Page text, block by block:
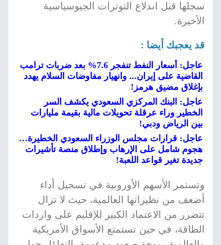
سجلها قبل اندلاع التوترات الجيوسياسية
الأخيرة.
قد يعجبك أيضا :
عاجل: أسعار النفط تنفجر 7.6% بعد ضربات ترامب
القاضية على إيران... وانهيار مفاوضات السلام يهدد
بإغلاق مضيق هرمز!
عاجل: البنك المركزي السعودي يكشف السر
الخطير وراء عرقلة تحويلات مالية بقيمة مليارات
بين الرياض ودبي!
عاجل: قرارات مجلس الوزراء السعودي الخطيرة…
هجوم شامل على الإرهاب وإطلاق منصة تأشيرات
جديدة تغير قواعد اللعبة!
وتستمر الأسهم الأوروبية في تسجيل أداء
أضعف من نظيراتها العالمية، حيث لا تزال
تتضرر من الاعتماد الكبير للإقليم على واردات
الطاقة، في حين تستمتع الأسواق الأمريكية